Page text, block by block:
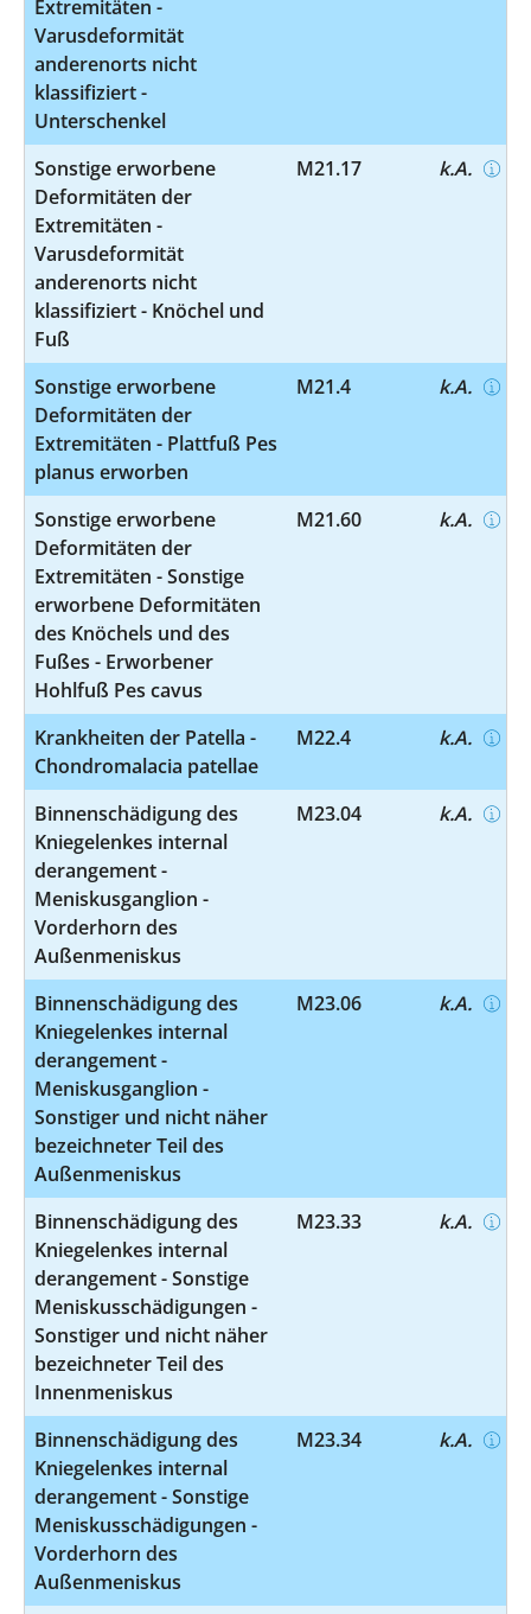
Extremitäten -
Varusdeformität
anderenorts nicht
klassifiziert -
Unterschenkel
Sonstige erworbene
Deformitäten der
Extremitäten -
Varusdeformität
anderenorts nicht
klassifiziert - Knöchel und
Fuß
M21.17 k.A.
Sonstige erworbene
Deformitäten der
Extremitäten - Plattfuß Pes
planus erworben
M21.4 k.A.
Sonstige erworbene
Deformitäten der
Extremitäten - Sonstige
erworbene Deformitäten
des Knöchels und des
Fußes - Erworbener
Hohlfuß Pes cavus
M21.60 k.A.
Krankheiten der Patella -
Chondromalacia patellae
M22.4 k.A.
Binnenschädigung des
Kniegelenkes internal
derangement -
Meniskusganglion -
Vorderhorn des
Außenmeniskus
M23.04 k.A.
Binnenschädigung des
Kniegelenkes internal
derangement -
Meniskusganglion -
Sonstiger und nicht näher
bezeichneter Teil des
Außenmeniskus
M23.06 k.A.
Binnenschädigung des
Kniegelenkes internal
derangement - Sonstige
Meniskusschädigungen -
Sonstiger und nicht näher
bezeichneter Teil des
Innenmeniskus
M23.33 k.A.
Binnenschädigung des
Kniegelenkes internal
derangement - Sonstige
Meniskusschädigungen -
Vorderhorn des
Außenmeniskus
M23.34 k.A.